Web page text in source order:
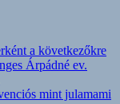
a következőkre
Árpádné ev.
mint julamami